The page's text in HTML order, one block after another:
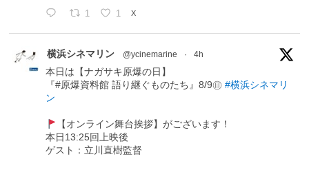
1 1 X
横浜シネマリン @ycinemarine · 4h
本日は【ナガサキ原爆の日】
『#原爆資料館 語り継ぐものたち』8/9㊐#横浜シネマリ
ン
【オンライン舞台挨拶】がございます！
本日13:25回上映後
ゲスト：立川直樹監督